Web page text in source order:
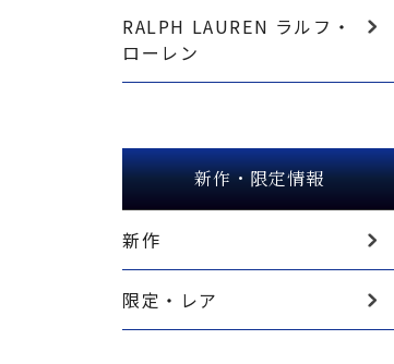
RALPH LAUREN ラルフ・
ローレン
新作・限定情報
新作
限定・レア